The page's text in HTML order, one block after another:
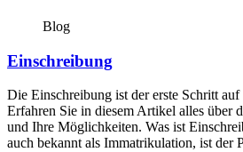
Blog
Einschreibung
Die Einschreibung ist der erste Schritt
Erfahren Sie in diesem Artikel alles über
und Ihre Möglichkeiten. Was ist
auch bekannt als Immatrikulation, ist der